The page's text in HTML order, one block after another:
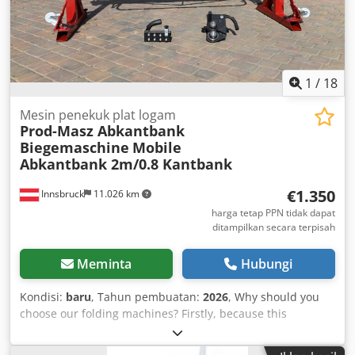
1 / 18
Innsbruck 11.026 km
Mesin penekuk plat logam
Prod-Masz Abkantbank
Biegemaschine Mobile
Abkantbank 2m/0.8 Kantbank
€1.350
harga tetap PPN tidak dapat
ditampilkan secara terpisah
Meminta Hubungi
Kondisi: baru, Tahun pembuatan: 2026, Why should you
choose our folding machines? Firstly, because this
machine is the best-seller at Prod-Masz. It is a CE-certified
product, confirming its top quality, precision CNC